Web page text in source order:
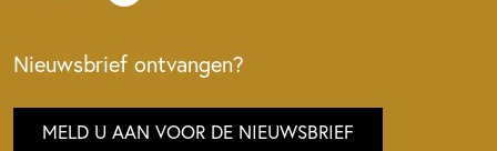
Nieuwsbrief ontvangen?
MELD U AAN VOOR DE NIEUWSBRIEF